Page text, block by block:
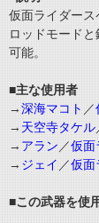
仮面ライダース
ロッドモード
可能。
■主な使用者
→深海マコト ／
→ 天空寺タケル
→ アラン ／仮面
→ ジェイ ／仮面
■この武器を使